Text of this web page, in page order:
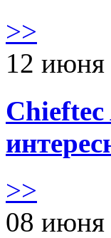
>>
12 июня
>>
08 июня